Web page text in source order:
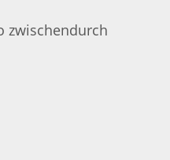
zwischendurch